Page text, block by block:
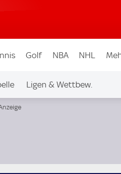
Golf NBA NHL
Ligen & Wettbew.